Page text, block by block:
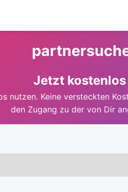
Jetzt
Keine versteckten
den Zugang zu der von Dir